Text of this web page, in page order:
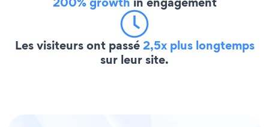
Les visiteurs ont passé2,5x plus longtemps
sur leur site.